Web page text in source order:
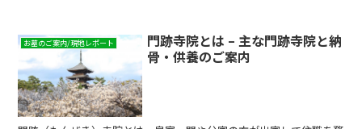
お墓のご案内/現地レポート
門跡寺院とは – 主な門跡寺院と納
骨・供養のご案内